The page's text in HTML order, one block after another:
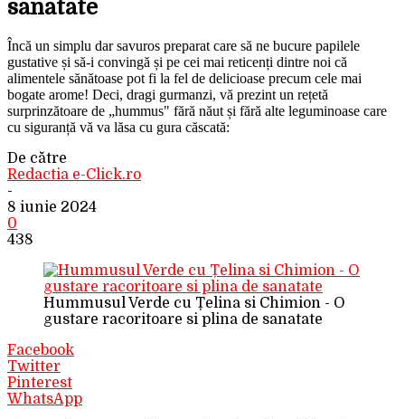
sanatate
Încă un simplu dar savuros preparat care să ne bucure papilele
gustative și să-i convingă și pe cei mai reticenți dintre noi că
alimentele sănătoase pot fi la fel de delicioase precum cele mai
bogate arome! Deci, dragi gurmanzi, vă prezint un rețetă
surprinzătoare de „hummus" fără năut și fără alte leguminoase care
cu siguranță vă va lăsa cu gura căscată:
De către
Redactia e-Click.ro
-
8 iunie 2024
0
438
Hummusul Verde cu Țelina si Chimion - O
gustare racoritoare si plina de sanatate
Facebook
Twitter
Pinterest
WhatsApp